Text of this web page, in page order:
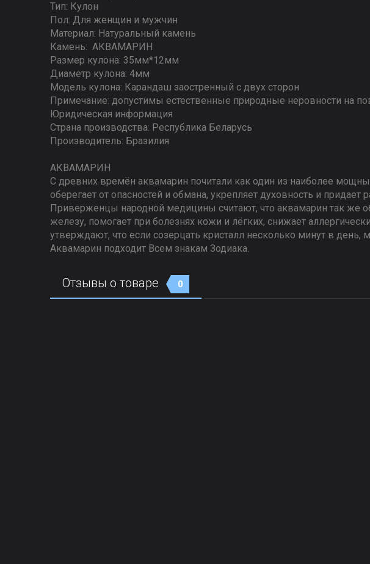
Тип: Кулон
Пол: Для женщин и мужчин
Материал: Натуральный камень
Камень: АКВАМАРИН
Размер кулона: 35мм*12мм
Диаметр кулона: 4мм
Модель кулона: Карандаш заостренный с двух сторон
Примечание: допустимы естественные природные неровности на
Юридическая информация
Страна производства: Республика Беларусь
Производитель: Бразилия
АКВАМАРИН
С древних времён аквамарин почитали как один из наиболее
оберегает от опасностей и обмана, укрепляет духовность и
Приверженцы народной медицины считают, что аквамарин так же
железу, помогает при болезнях кожи и лёгких, снижает
утверждают, что если созерцать кристалл несколько минут в день,
Аквамарин подходит Всем знакам Зодиака.
Отзывы о товаре 0